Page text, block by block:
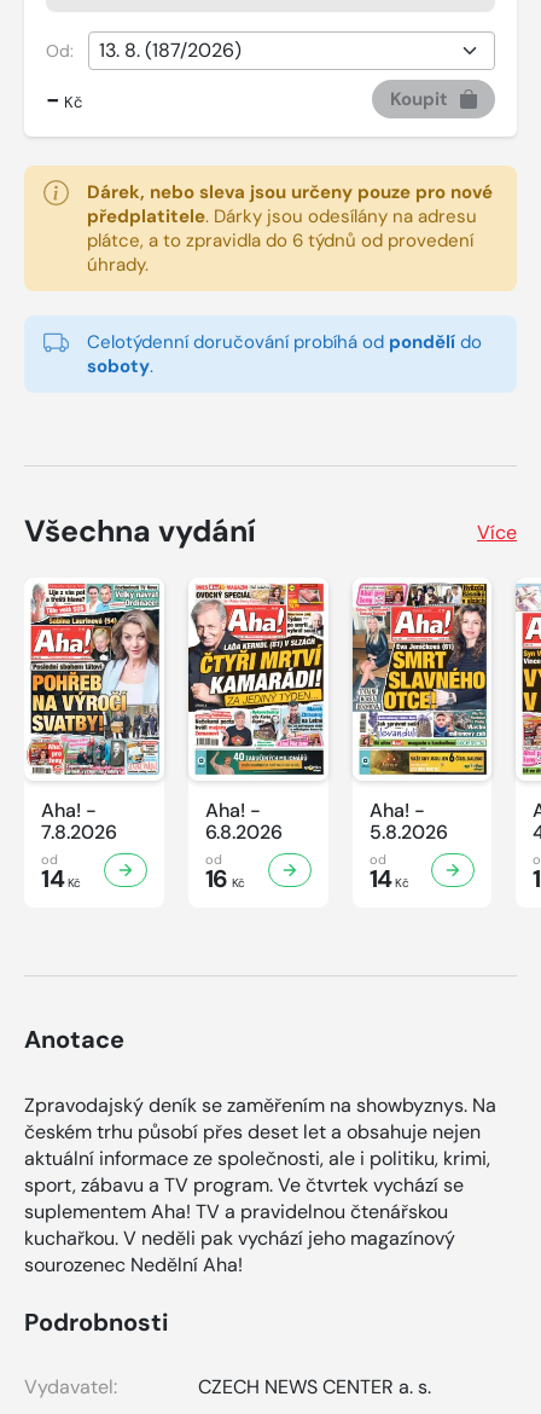
Od:
- Kč Koupit
Dárek, nebo sleva jsou určeny pouze pro nové
předplatitele. Dárky jsou odesílány na adresu
plátce, a to zpravidla do 6 týdnů od provedení
úhrady.
Celotýdenní doručování probíhá od pondělí do
soboty.
Všechna vydání Více
Aha! -
7.8.2026
od
14Kč
Aha! -
6.8.2026
od
16 Kč
Aha! -
5.8.2026
od
14Kč
Anotace
Zpravodajský deník se zaměřením na showbyznys. Na
českém trhu působí přes deset let a obsahuje nejen
aktuální informace ze společnosti, ale i politiku, krimi,
sport, zábavu a TV program. Ve čtvrtek vychází se
suplementem Aha! TV a pravidelnou čtenářskou
kuchařkou. V neděli pak vychází jeho magazínový
sourozenec Nedělní Aha!
Podrobnosti
Vydavatel:
CZECH NEWS CENTER a. s.